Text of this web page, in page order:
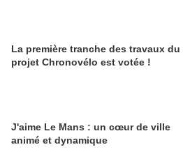
La première tranche des travaux du
projet Chronovélo est votée !
J'aime Le Mans : un cœur de ville
animé et dynamique